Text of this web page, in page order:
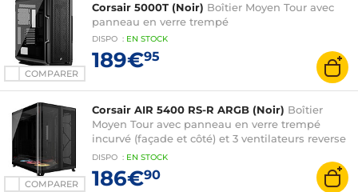
COMPARER
Corsair 5000T (Noir) Boîtier Moyen Tour avec
panneau en verre trempé
DISPO : EN STOCK
189€95
COMPARER
Corsair AIR 5400 RS-R ARGB (Noir) Boîtier
Moyen Tour avec panneau en verre trempé
incurvé (façade et côté) et 3 ventilateurs reverse
RS-R ARGB 120 mm
DISPO : EN STOCK
186€90